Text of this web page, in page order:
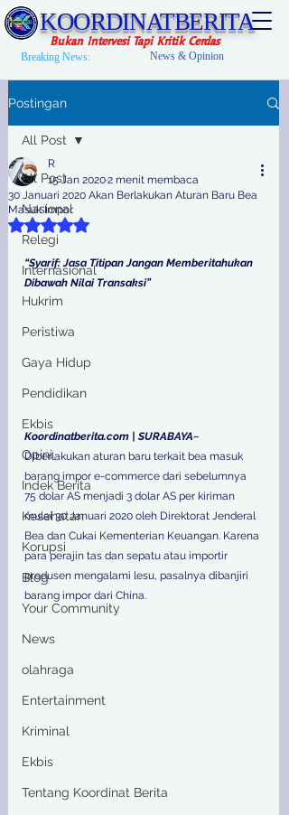
KOORDINATBERITA
Bukan Intervesi Tapi Kritik Cerdas
Breaking News: News & Opinion
Postingan
All Post
Nasional
Relegi
Internasional
Hukrim
Peristiwa
Gaya Hidup
Pendidikan
Ekbis
Opini
Indek Berita
Kesehatan
Korupsi
Blog
Your Community
News
olahraga
Entertainment
Kriminal
Ekbis
Tentang Koordinat Berita
All Post
30 Januari 2020 Akan Berlakukan Aturan Baru Bea
Masuk Impor
R
15 Jan 20202 menit membaca
Dinilai NaN dari 5 bintang.
“Syarif: Jasa Titipan Jangan Memberitahukan
Dibawah Nilai Transaksi”
Koordinatberita.com | SURABAYA~
Diberlakukan aturan baru terkait bea masuk
barang impor e-commerce dari sebelumnya
75 dolar AS menjadi 3 dolar AS per kiriman
mulai 30 Januari 2020 oleh Direktorat Jenderal
Bea dan Cukai Kementerian Keuangan. Karena
para perajin tas dan sepatu atau importir
produsen mengalami lesu, pasalnya dibanjiri
barang impor dari China.